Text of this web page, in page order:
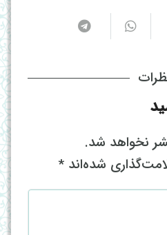
نخواهد شد.
شده‌اند *